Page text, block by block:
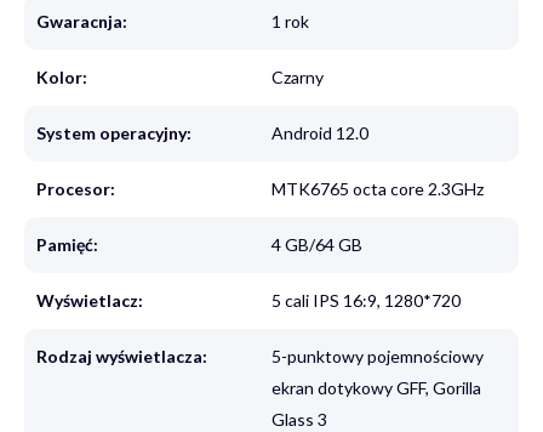
Gwaracnja: 1 rok
Kolor: Czarny
System operacyjny: Android 12.0
Procesor: MTK6765 octa core 2.3GHz
Pamięć: 4 GB/64 GB
Wyświetlacz: 5 cali IPS 16:9, 1280*720
Rodzaj wyświetlacza:
5-punktowy pojemnościowy
ekran dotykowy GFF, Gorilla
Glass 3